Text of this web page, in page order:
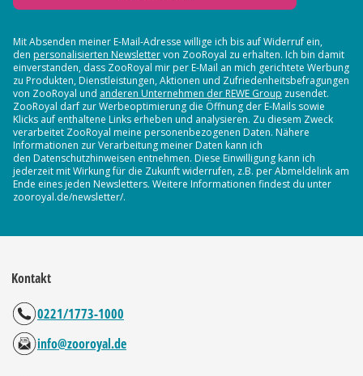
Mit Absenden meiner E-Mail-Adresse willige ich bis auf Widerruf ein,
den personalisierten Newslettervon ZooRoyal zu erhalten. Ich bin damit
einverstanden, dass ZooRoyal mir per E-Mail an mich gerichtete Werbung
zu Produkten, Dienstleistungen, Aktionen und Zufriedenheitsbefragungen
von ZooRoyal und anderen Unternehmen der REWE Group zusendet.
ZooRoyal darf zur Werbeoptimierung die Öffnung der E-Mails sowie
Klicks auf enthaltene Links erheben und analysieren. Zu diesem Zweck
verarbeitet ZooRoyal meine personenbezogenen Daten. Nähere
Informationen zur Verarbeitung meiner Daten kann ich
den Datenschutzhinweisen entnehmen. Diese Einwilligung kann ich
jederzeit mit Wirkung für die Zukunft widerrufen, z.B. per Abmeldelink am
Ende eines jeden Newsletters. Weitere Informationen findest du unter
zooroyal.de/newsletter/.
Kontakt
0221/1773-1000
info@zooroyal.de